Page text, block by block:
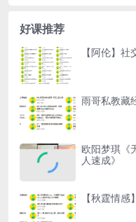
好课推荐
【阿伦】
雨哥私教藏
欧阳梦琪《
人速成》
【秋霆情